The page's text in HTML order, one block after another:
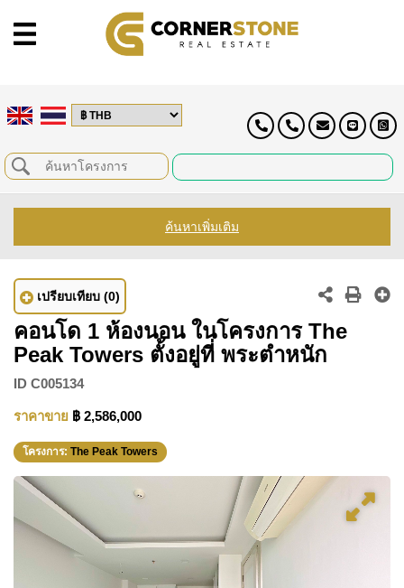
ค้นหาเพิ่มเติม
เปรียบเทียบ (0)
คอนโด 1 ห้องนอน ในโครงการ The
Peak Towers ตั้งอยู่ที่ พระตำหนัก
ID C005134
ราคาขาย ฿ 2,586,000
โครงการ: The Peak Towers